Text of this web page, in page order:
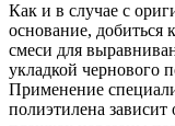
Как и в случае с
основание,
смеси для
укладкой чернового
Применение
полиэтилена